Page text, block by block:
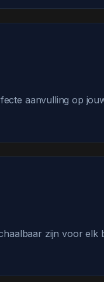
aanvulling op
zijn voor elk